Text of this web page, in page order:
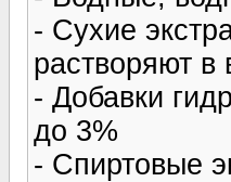
- Сухие
растворяют в
- Добавки
до 3%
- Спиртовые